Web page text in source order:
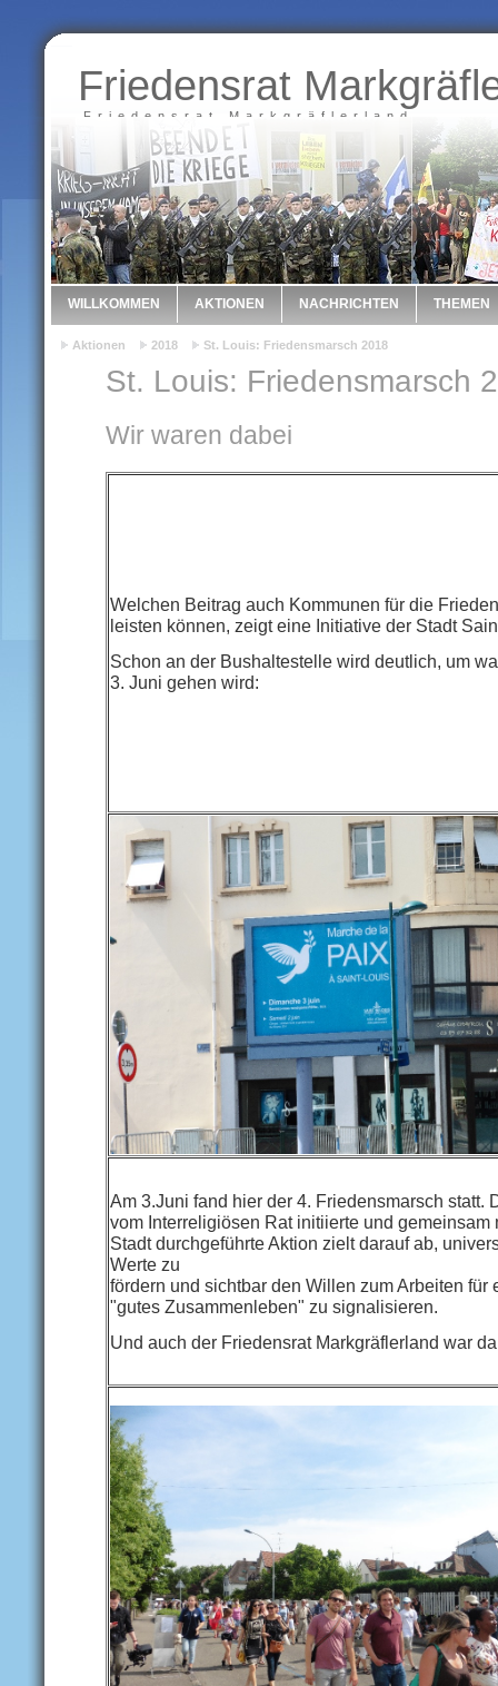
Friedensrat
Friedensrat Markgräflerland
WILLKOMMEN AKTIONEN NACHRICHTEN THEMEN
Aktionen 2018 St. Louis: Friedensmarsch 2018
St. Louis: Friedensmarsch
Wir waren dabei
Welchen Beitrag auch Kommunen für die
leisten können, zeigt eine Initiative der Stadt
Schon an der Bushaltestelle wird deutlich, um
3. Juni gehen wird:
Am 3.Juni fand hier der 4. Friedensmarsch statt.
vom Interreligiösen Rat initiierte und gemeinsam
Stadt durchgeführte Aktion zielt darauf ab,
Werte zu
fördern und sichtbar den Willen zum Arbeiten für
"gutes Zusammenleben" zu signalisieren.
Und auch der Friedensrat Markgräflerland war